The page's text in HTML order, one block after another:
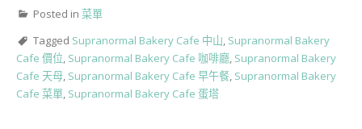
Posted in 菜單
Tagged Supranormal Bakery Cafe 中山, Supranormal Bakery
Cafe 價位, Supranormal Bakery Cafe 咖啡廳, Supranormal Bakery
Cafe 天母, Supranormal Bakery Cafe 早午餐, Supranormal Bakery
Cafe 菜單, Supranormal Bakery Cafe 蛋塔